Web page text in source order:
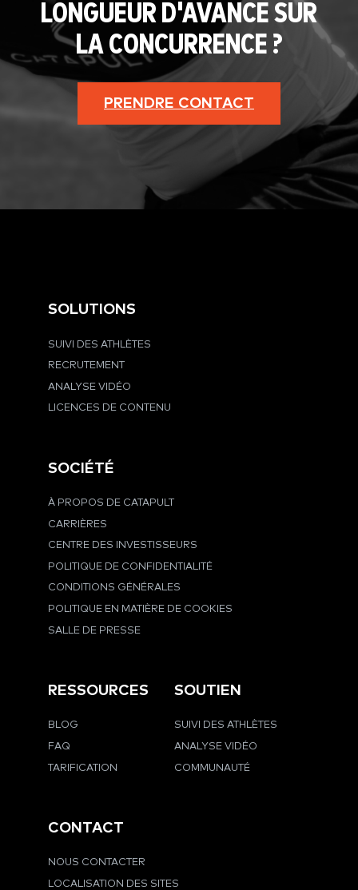
LONGUEUR D'AVANCE SUR
LA CONCURRENCE ?
PRENDRE CONTACT
SOLUTIONS
SUIVI DES ATHLÈTES
RECRUTEMENT
ANALYSE VIDÉO
LICENCES DE CONTENU
SOCIÉTÉ
À PROPOS DE CATAPULT
CARRIÈRES
CENTRE DES INVESTISSEURS
POLITIQUE DE CONFIDENTIALITÉ
CONDITIONS GÉNÉRALES
POLITIQUE EN MATIÈRE DE COOKIES
SALLE DE PRESSE
RESSOURCES
BLOG
FAQ
TARIFICATION
SOUTIEN
SUIVI DES ATHLÈTES
ANALYSE VIDÉO
COMMUNAUTÉ
CONTACT
NOUS CONTACTER
LOCALISATION DES SITES